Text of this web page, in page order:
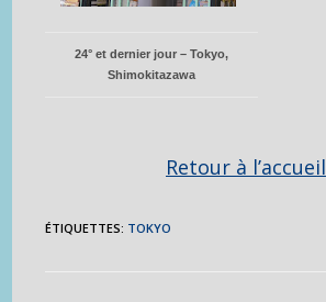
24° et dernier jour – Tokyo,
Shimokitazawa
Retour à l’accueil
ÉTIQUETTES: TOKYO